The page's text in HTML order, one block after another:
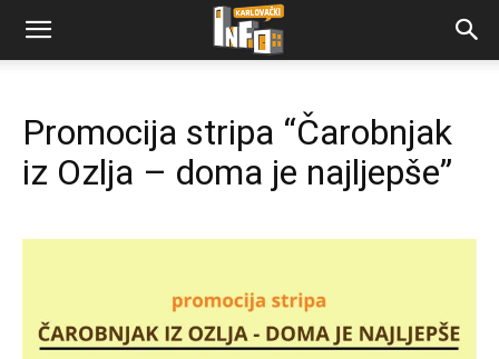
Promocija stripa “Čarobnjak
iz Ozlja – doma je najljepše”